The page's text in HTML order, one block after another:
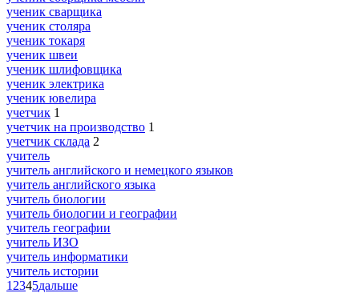
ученик сварщика
ученик столяра
ученик токаря
ученик швеи
ученик шлифовщика
ученик электрика
ученик ювелира
учетчик 1
учетчик на производство 1
учетчик склада 2
учитель
учитель английского и немецкого языков
учитель английского языка
учитель биологии
учитель биологии и географии
учитель географии
учитель ИЗО
учитель информатики
учитель истории
1 2345дальше